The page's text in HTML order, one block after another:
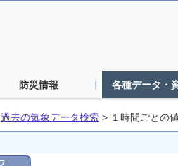
防災情報 各種データ・
過去の気象データ検索 > １時間ごとの